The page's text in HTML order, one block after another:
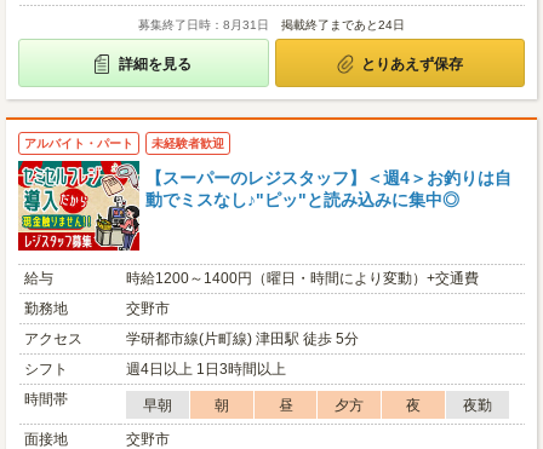
募集終了日時：8月31日 掲載終了まであと24日
詳細を見る とりあえず保存
アルバイト・パート 未経験者歓迎
【スーパーのレジスタッフ】＜週4＞お釣りは自
動でミスなし♪"ピッ"と読み込みに集中◎
給与
時給1200～1400円（曜日・時間により変動）+交通費
勤務地
交野市
アクセス
学研都市線(片町線) 津田駅 徒歩 5分
シフト
週4日以上 1日3時間以上
時間帯
早朝 朝 昼 夕方 夜
夜勤
面接地
交野市